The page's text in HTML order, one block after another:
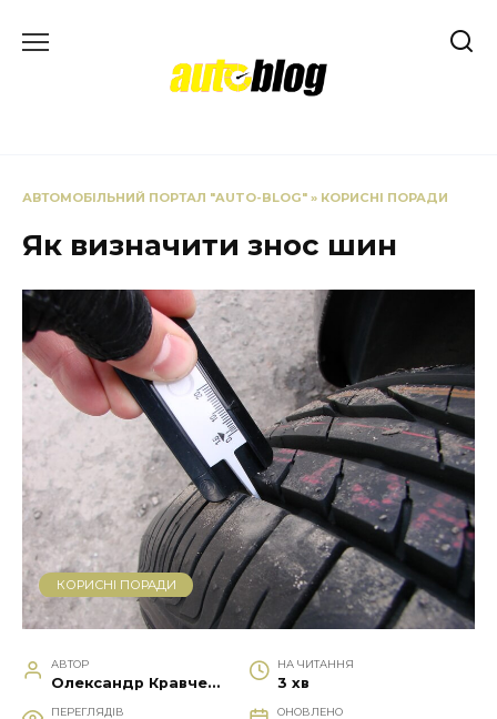
до
АВТОМОБІЛЬНИЙ ПОРТАЛ "AUTO-BLOG" » КОРИСНІ ПОРАДИ
Як визначити знос шин
КОРИСНІ ПОРАДИ
АВТОР
Олександр Кравченко
НА ЧИТАННЯ
3 хв
ПЕРЕГЛЯДІВ ОНОВЛЕНО